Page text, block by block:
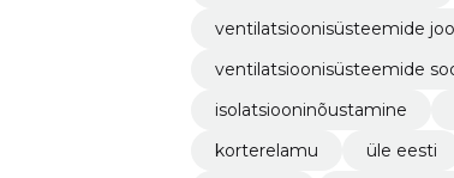
ventilatsioonisüsteemide
ventilatsioonisüsteemide
isolatsiooninõustamine
korterelamu
üle eesti